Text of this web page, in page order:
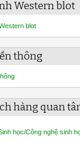
Western blot
thông
hàng quan
học/Công nghệ sinh